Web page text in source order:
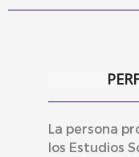
La persona
los Estudios